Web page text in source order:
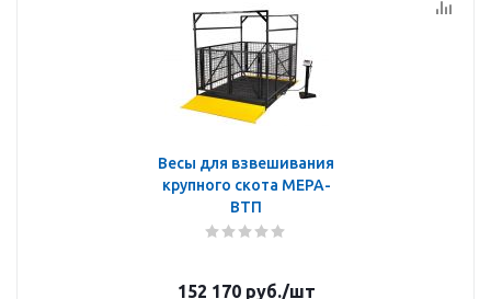
Весы для взвешивания
крупного скота МЕРА-
ВТП
152 170руб./шт